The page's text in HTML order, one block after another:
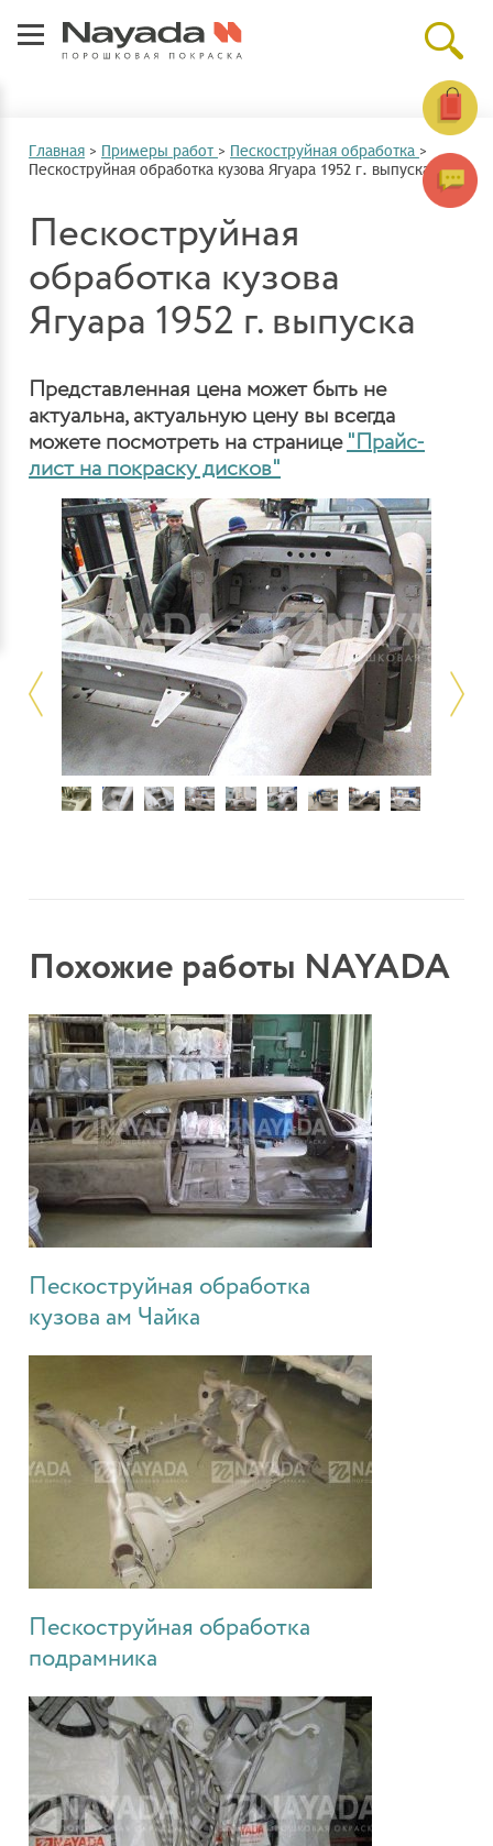
Главная > Примеры работ > Пескоструйная обработка >
Пескоструйная обработка кузова Ягуара 1952 г. выпуска
Пескоструйная
обработка кузова
Ягуара 1952 г. выпуска
Представленная цена может быть не
актуальна, актуальную цену вы всегда
можете посмотреть на странице "Прайс-
лист на покраску дисков"
Похожие работы NAYADA
Пескоструйная обработка
кузова ам Чайка
Пескоструйная обработка
подрамника